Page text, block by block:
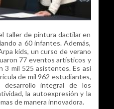
taller de pintura dactilar en
a 60 infantes. Además,
kids, un curso de verano
77 eventos artísticos y
3 mil 525 asistentes. Es así
de mil 962 estudiantes,
desarrollo integral de los
la autoexpresión y la
de manera innovadora.